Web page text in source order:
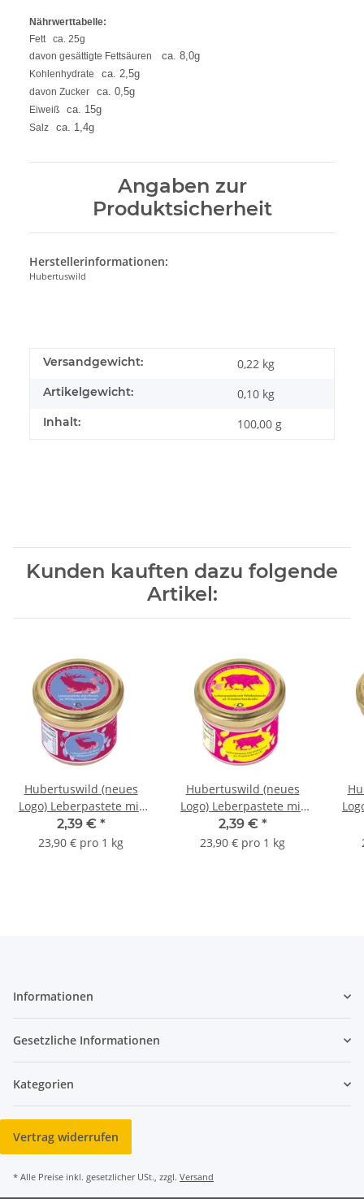
Nährwerttabelle:
Fett ca. 25g
davon gesättigte Fettsäuren ca. 8,0g
Kohlenhydrate ca. 2,5g
davon Zucker ca. 0,5g
Eiweiß ca. 15g
Salz ca. 1,4g
Angaben zur
Produktsicherheit
Herstellerinformationen:
Hubertuswild
Versandgewicht: 0,22 kg
Artikelgewicht: 0,10 kg
Inhalt: 100,00 g
Kunden kauften dazu folgende
Artikel:
Hubertuswild (neues
Logo) Leberpastete mit
Hirsch an
Wildpreiselbeeren
2,39 € *
23,90 € pro 1 kg
Hubertuswild (neues
Logo) Leberpastete mit
Wildschwein an
Cumberlandsoße
2,39 € *
23,90 € pro 1 kg
Informationen
Gesetzliche Informationen
Kategorien
Vertrag widerrufen
* Alle Preise inkl. gesetzlicher USt., zzgl. Versand